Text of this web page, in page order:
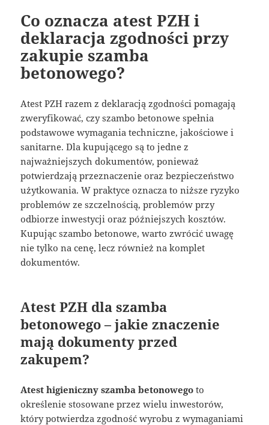
Co oznacza atest PZH i
deklaracja zgodności przy
zakupie szamba
betonowego?
Atest PZH razem z deklaracją zgodności pomagają
zweryfikować, czy szambo betonowe spełnia
podstawowe wymagania techniczne, jakościowe i
sanitarne. Dla kupującego są to jedne z
najważniejszych dokumentów, ponieważ
potwierdzają przeznaczenie oraz bezpieczeństwo
użytkowania. W praktyce oznacza to niższe ryzyko
problemów ze szczelnością, problemów przy
odbiorze inwestycji oraz późniejszych kosztów.
Kupując szambo betonowe, warto zwrócić uwagę
nie tylko na cenę, lecz również na komplet
dokumentów.
Atest PZH dla szamba
betonowego – jakie znaczenie
mają dokumenty przed
zakupem?
Atest higieniczny szamba betonowego to
określenie stosowane przez wielu inwestorów,
który potwierdza zgodność wyrobu z wymaganiami